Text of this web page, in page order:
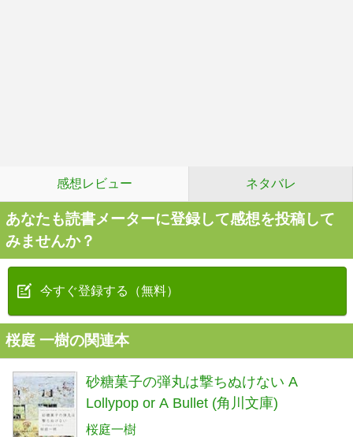
感想レビュー ネタバレ
あなたも読書メーターに登録して感想を投稿して
みませんか？
今すぐ登録する（無料）
桜庭 一樹の関連本
砂糖菓子の弾丸は撃ちぬけない A
Lollypop or A Bullet (角川文庫)
桜庭一樹